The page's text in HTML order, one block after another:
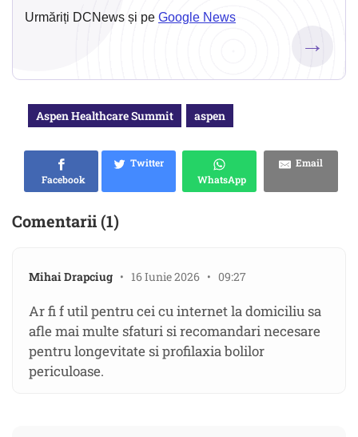
Urmăriți DCNews și pe Google News
→
Aspen Healthcare Summit aspen
Facebook
Twitter
WhatsApp
Email
Comentarii (1)
Mihai Drapciug • 16 Iunie 2026 • 09:27
Ar fi f util pentru cei cu internet la domiciliu sa
afle mai multe sfaturi si recomandari necesare
pentru longevitate si profilaxia bolilor
periculoase.